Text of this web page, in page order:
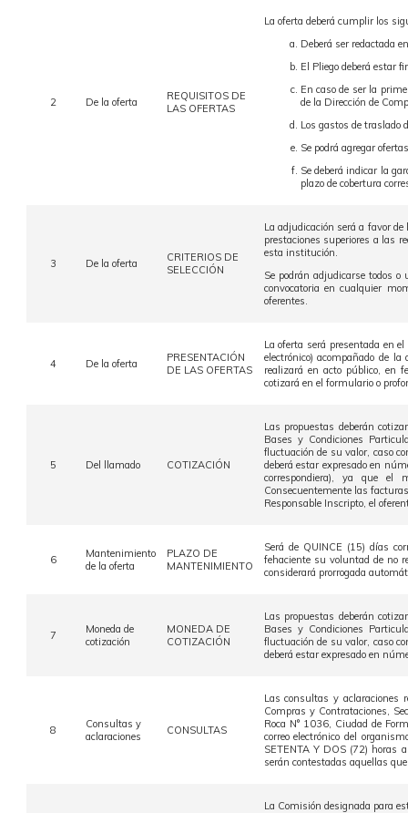
2 De la oferta
REQUISITOS DE
LAS OFERTAS
La oferta deberá cumplir los
Deberá ser redactada
El Pliego deberá estar
En caso de ser la
de la Dirección de
Los gastos de traslado
Se podrá agregar
Se deberá indicar la
plazo de cobertura
3 De la oferta
CRITERIOS DE
SELECCIÓN
La adjudicación será a favor
prestaciones superiores a las
esta institución.
Se podrán adjudicarse todos
convocatoria en cualquier
oferentes.
4 De la oferta
PRESENTACIÓN
DE LAS OFERTAS
La oferta será presentada en
electrónico) acompañado de
realizará en acto público, en
cotizará en el formulario o
5 Del llamado COTIZACIÓN
Las propuestas deberán
Bases y Condiciones
fluctuación de su valor, caso
deberá estar expresado en
correspondiera), ya que el
Consecuentemente las
Responsable Inscripto, el
6
Mantenimiento
de la oferta
PLAZO DE
MANTENIMIENTO
Será de QUINCE (15) días
fehaciente su voluntad de no
considerará prorrogada
7
Moneda de
cotización
MONEDA DE
COTIZACIÓN
Las propuestas deberán
Bases y Condiciones
fluctuación de su valor, caso
deberá estar expresado en
8
Consultas y
aclaraciones
CONSULTAS
Las consultas y aclaraciones
Compras y Contrataciones,
Roca N° 1036, Ciudad de
correo electrónico del
SETENTA Y DOS (72) horas
serán contestadas aquellas
La Comisión designada para